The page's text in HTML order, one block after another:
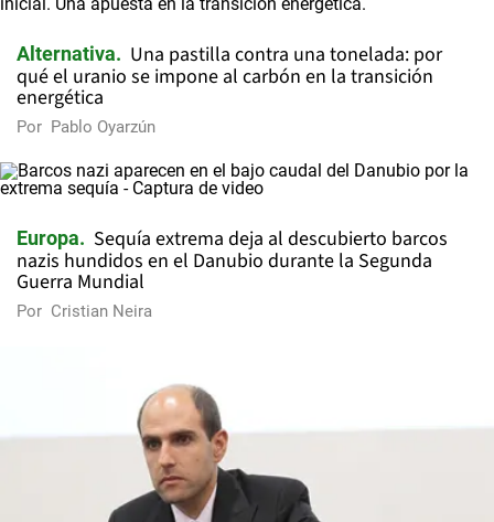
Alternativa
Una pastilla contra una tonelada: por
qué el uranio se impone al carbón en la transición
energética
Por Pablo Oyarzún
Europa
Sequía extrema deja al descubierto barcos
nazis hundidos en el Danubio durante la Segunda
Guerra Mundial
Por Cristian Neira